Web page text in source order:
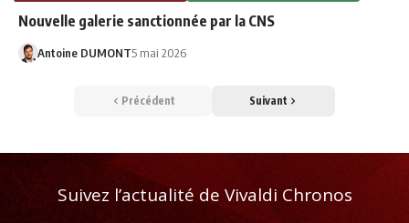
Nouvelle galerie sanctionnée par la CNS
Antoine DUMONT5 mai 2026
Précédent Suivant
Suivez l’actualité de Vivaldi Chronos